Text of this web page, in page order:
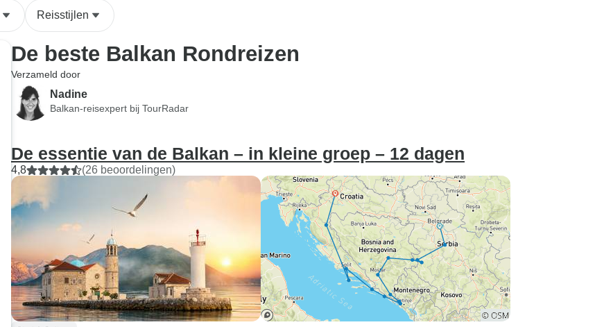
Reisstijlen
De beste Balkan Rondreizen
Verzameld door
Nadine
Balkan-reisexpert bij TourRadar
De essentie van de Balkan – in kleine groep – 12 dagen
4,8 (26 beoordelingen)